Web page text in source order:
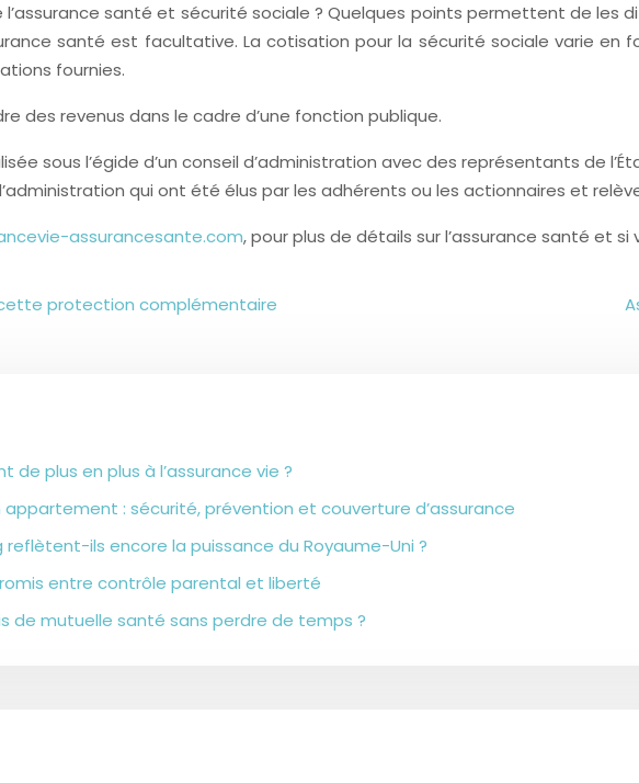
santé et sécurité sociale ? Quelques points permettent de les
santé est facultative. La cotisation pour la sécurité sociale varie en
fournies.
des revenus dans le cadre d’une fonction publique.
sous l’égide d’un conseil d’administration avec des représentants de
qui ont été élus par les adhérents ou les actionnaires et
assurancesante.com, pour plus de détails sur l’assurance santé et
protection complémentaire
de plus en plus à l’assurance vie ?
: sécurité, prévention et couverture d’assurance
ils encore la puissance du Royaume-Uni ?
entre contrôle parental et liberté
de mutuelle santé sans perdre de temps ?